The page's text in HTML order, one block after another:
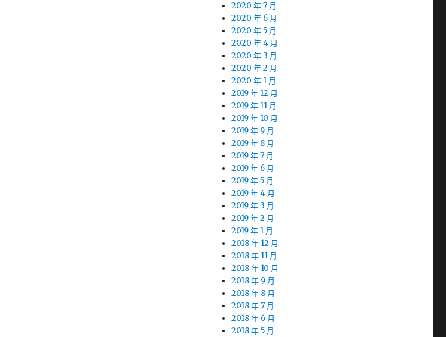
2020 年 7 月
2020 年 6 月
2020 年 5 月
2020 年 4 月
2020 年 3 月
2020 年 2 月
2020 年 1 月
2019 年 12 月
2019 年 11 月
2019 年 10 月
2019 年 9 月
2019 年 8 月
2019 年 7 月
2019 年 6 月
2019 年 5 月
2019 年 4 月
2019 年 3 月
2019 年 2 月
2019 年 1 月
2018 年 12 月
2018 年 11 月
2018 年 10 月
2018 年 9 月
2018 年 8 月
2018 年 7 月
2018 年 6 月
2018 年 5 月